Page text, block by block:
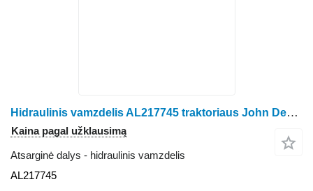
Hidraulinis vamzdelis AL217745 traktoriaus John Deere 6105M, 6110M
Kaina pagal užklausimą
Atsarginė dalys - hidraulinis vamzdelis
AL217745